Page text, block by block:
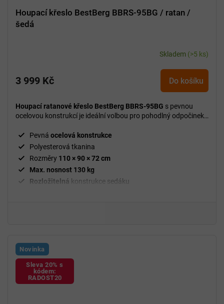
Houpací křeslo BestBerg BBRS-95BG / ratan /
šedá
Skladem (>5 ks)
3 999 Kč Do košíku
Houpací ratanové křeslo BestBerg BBRS-95BG s pevnou
ocelovou konstrukcí je ideální volbou pro pohodlný odpočinek
Pevná ocelová konstrukce
Polyesterová tkanina
Rozměry 110 × 90 × 72 cm
Max. nosnost 130 kg
Rozložitelná konstrukce sedáku
Novinka
Sleva 20% s
kódem:
RADOST20